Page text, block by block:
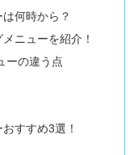
何時から？
ニューを紹介！
ーの違う点
すすめ3選！